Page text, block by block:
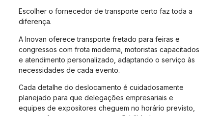
Escolher o fornecedor de transporte certo faz toda a
diferença.
A Inovan oferece transporte fretado para feiras e
congressos com frota moderna, motoristas capacitados
e atendimento personalizado, adaptando o serviço às
necessidades de cada evento.
Cada detalhe do deslocamento é cuidadosamente
planejado para que delegações empresariais e
equipes de expositores cheguem no horário previsto,